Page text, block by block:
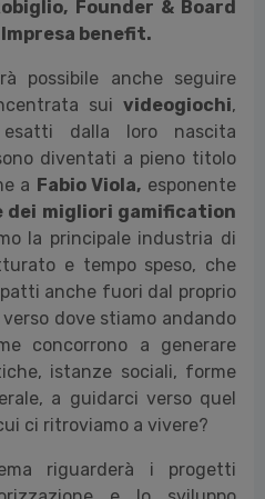
spazi dismessi o
gestiti da organizzazioni
attività ad alto
A prendere parte
ancheAlberto Ferrari,
Club Silencioe
Founder & Board
benefit.
possibile anche seguire
sui videogiochi
dalla loro nascita
diventati a pieno titolo
a Fabio Viola,
esponente
dei migliori gamification
la principale industria di
anche fuori dal proprio
dove stiamo andando